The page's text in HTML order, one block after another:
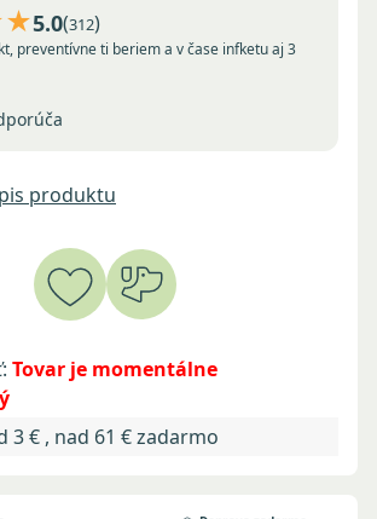
5.0(312)
preventívne ti beriem a v čase infketu aj 3
produktu
Tovar je momentálne
3 € , nad 61 € zadarmo